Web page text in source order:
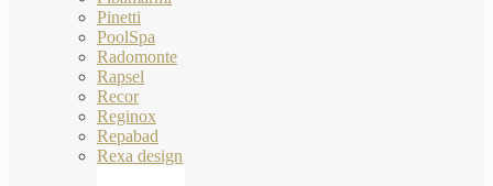
Pinetti
PoolSpa
Radomonte
Rapsel
Recor
Reginox
Repabad
Rexa design